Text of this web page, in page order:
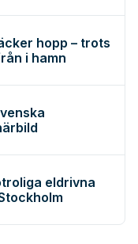
hopp – trots
i hamn
eldrivna